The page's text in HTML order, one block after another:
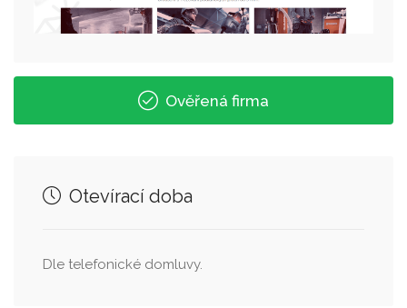
Ověřená firma
Otevírací doba
Dle telefonické domluvy.